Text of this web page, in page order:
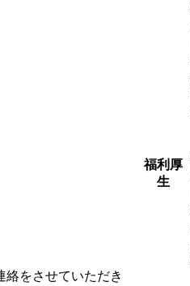
絡をさせていただき
福利厚
生